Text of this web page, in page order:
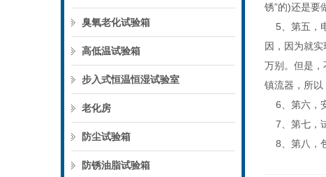
臭氧老化试验箱
高低温试验箱
步入式恒温恒湿试验室
老化房
防尘试验箱
防锈油脂试验箱
锈”的)还是要
5、第五，
因，因为就
万别。但是
镇流器，所以
6、第六，
7、第七，
8、第八，